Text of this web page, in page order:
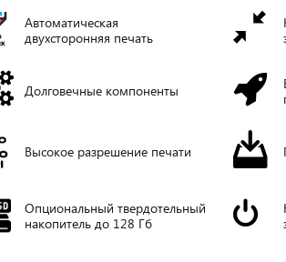
Автоматическая
двухсторонняя печать
Долговечные компоненты
Высокое разрешение печати
Опциональный твердотельный
накопитель до 128 Гб